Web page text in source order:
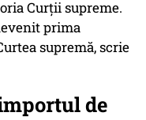
Curţii supreme.
prima
supremă, scrie
de